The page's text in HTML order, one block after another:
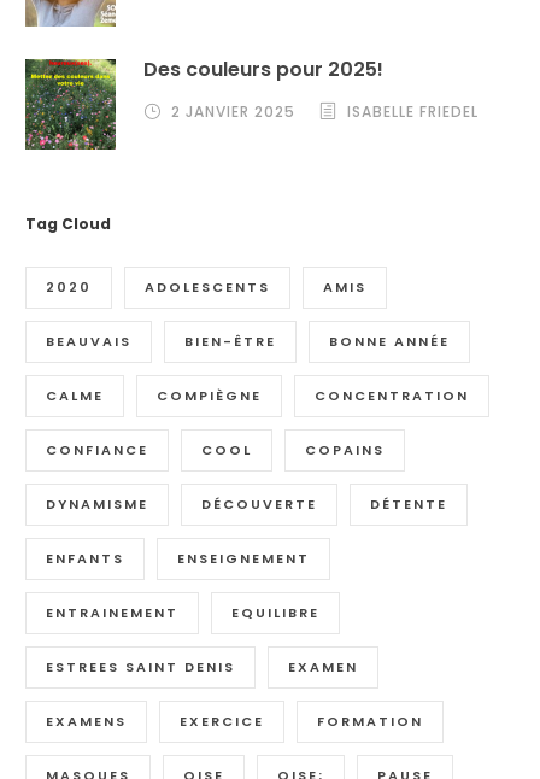
Des couleurs pour 2025!
2 JANVIER 2025 ISABELLE FRIEDEL
Tag Cloud
2020 ADOLESCENTS AMIS
BEAUVAIS BIEN-ÊTRE BONNE ANNÉE
CALME COMPIÈGNE CONCENTRATION
CONFIANCE COOL COPAINS
DYNAMISME DÉCOUVERTE DÉTENTE
ENFANTS ENSEIGNEMENT
ENTRAINEMENT EQUILIBRE
ESTREES SAINT DENIS EXAMEN
EXAMENS EXERCICE FORMATION